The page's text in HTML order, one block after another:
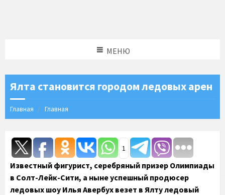
МЕНЮ
Ялта становится городом ледовых арен
Главная Главная
1
Известный фигурист, серебряный призер Олимпиады
в Солт-Лейк-Сити, а ныне успешный продюсер
ледовых шоу Илья Авербух везет в Ялту ледовый